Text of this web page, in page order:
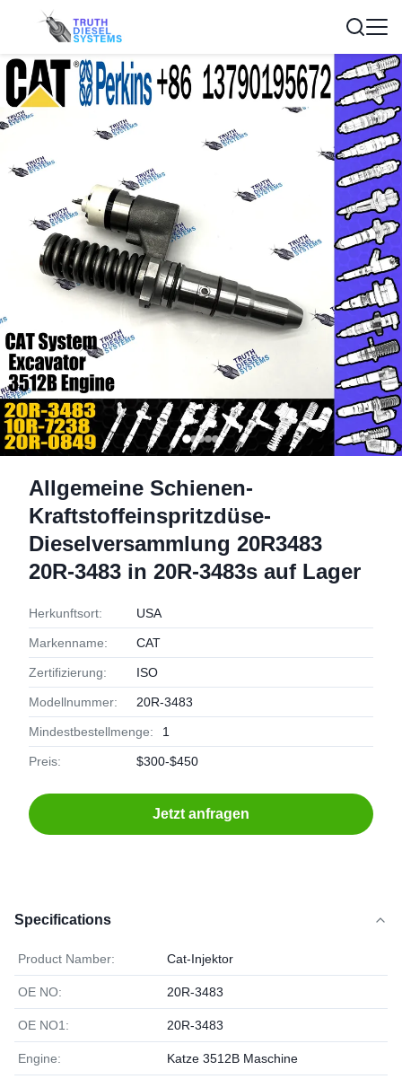
Allgemeine Schienen-
Kraftstoffeinspritzdüse-
Dieselversammlung 20R3483
20R-3483 in 20R-3483s auf Lager
Herkunftsort: USA
Markenname: CAT
Zertifizierung: ISO
Modellnummer: 20R-3483
Mindestbestellmenge: 1
Preis: $300-$450
Jetzt anfragen
Specifications
Product Namber: Cat-Injektor
OE NO: 20R-3483
OE NO1: 20R-3483
Engine: Katze 3512B Maschine